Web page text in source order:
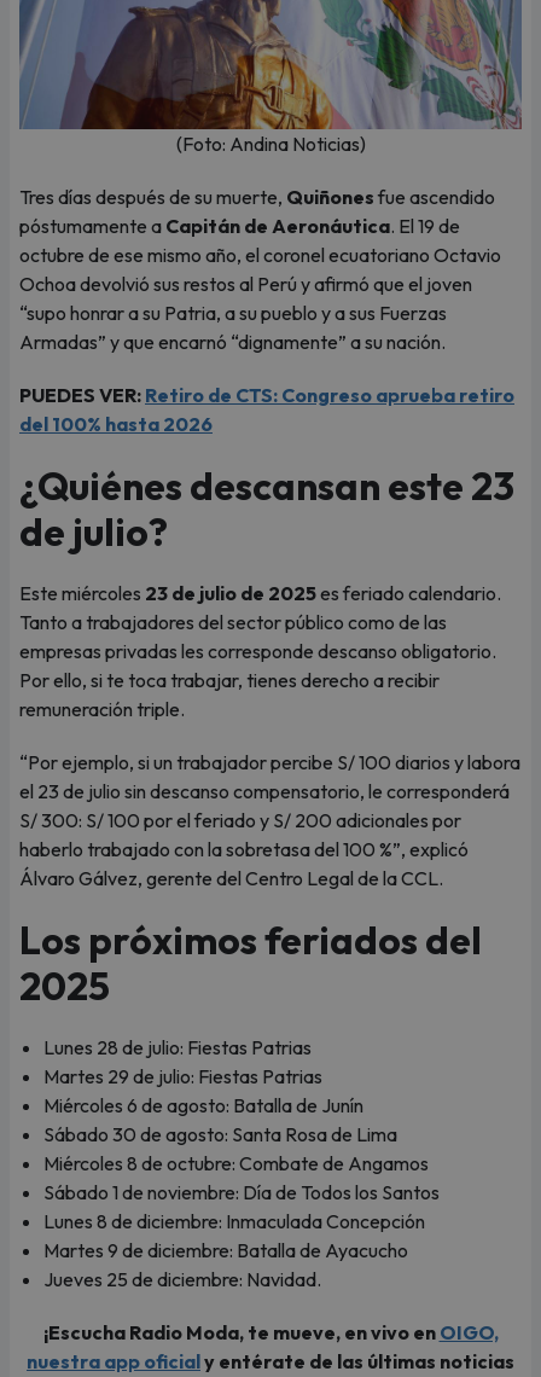
(Foto: Andina Noticias)
Tres días después de su muerte, Quiñonesfue ascendido
póstumamente a Capitán de Aeronáutica. El 19 de
octubre de ese mismo año, el coronel ecuatoriano Octavio
Ochoa devolvió sus restos al Perú y afirmó que el joven
“supo honrar a su Patria, a su pueblo y a sus Fuerzas
Armadas” y que encarnó “dignamente” a su nación.
PUEDES VER: Retiro de CTS: Congreso aprueba retiro
del 100% hasta 2026
¿Quiénes descansan este 23
de julio?
Este miércoles 23 de julio de 2025es feriado calendario.
Tanto a trabajadores del sector público como de las
empresas privadas les corresponde descanso obligatorio.
Por ello, si te toca trabajar, tienes derecho a recibir
remuneración triple.
“Por ejemplo, si un trabajador percibe S/ 100 diarios y labora
el 23 de julio sin descanso compensatorio, le corresponderá
S/ 300: S/ 100 por el feriado y S/ 200 adicionales por
haberlo trabajado con la sobretasa del 100 %”, explicó
Álvaro Gálvez, gerente del Centro Legal de la CCL.
Los próximos feriados del
2025
Lunes 28 de julio: Fiestas Patrias
Martes 29 de julio: Fiestas Patrias
Miércoles 6 de agosto: Batalla de Junín
Sábado 30 de agosto: Santa Rosa de Lima
Miércoles 8 de octubre: Combate de Angamos
Sábado 1 de noviembre: Día de Todos los Santos
Lunes 8 de diciembre: Inmaculada Concepción
Martes 9 de diciembre: Batalla de Ayacucho
Jueves 25 de diciembre: Navidad.
¡Escucha Radio Moda, te mueve, en vivo en OIGO,
nuestra app oficialy entérate de las últimas noticias